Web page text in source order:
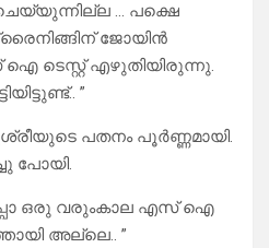
… പക്ഷെ
ജോയിൻ
ടെസ്റ്റ്‌ എഴുതിയിരുന്നു.
”
പതനം പൂർണ്ണമായി.
പോയി.
ഒരു വരുംകാല എസ് ഐ
അല്ലെ.. ”